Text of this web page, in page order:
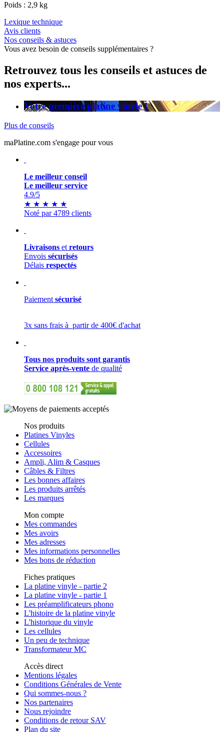
Poids : 2,9 kg
Lexique technique
Avis clients
Nos conseils & astuces
Vous avez besoin de conseils supplémentaires ?
Retrouvez tous les conseils et astuces de
nos experts...
Votre première platine vinyle !
Plus de conseils
maPlatine.com s'engage pour vous
Le meilleur conseil
Le meilleur service
4.9/5
★ ★ ★ ★ ★
Noté par 4789 clients
Livraisons et retours
Envois sécurisés
Délais respectés
Paiement sécurisé
3x sans frais à partir de 400€ d'achat
Tous nos produits sont garantis
Service après-vente de qualité
Nos produits
Platines Vinyles
Cellules
Accessoires
Ampli, Alim & Casques
Câbles & Filtres
Les bonnes affaires
Les produits arrêtés
Les marques
Mon compte
Mes commandes
Mes avoirs
Mes adresses
Mes informations personnelles
Mes bons de réduction
Fiches pratiques
La platine vinyle - partie 2
La platine vinyle - partie 1
Les préamplificateurs phono
L'histoire de la platine vinyle
L'historique du vinyle
Les cellules
Un peu de technique
Transformateur MC
Accès direct
Mentions légales
Conditions Générales de Vente
Qui sommes-nous ?
Nos partenaires
Nous rejoindre
Conditions de retour SAV
Plan du site